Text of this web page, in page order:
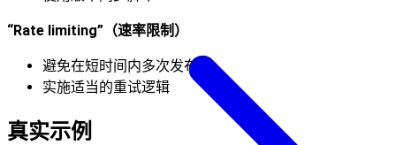
“Rate limiting”（速率限制）
避免在短时间内多次发布
实施适当的重试逻辑
真实示例